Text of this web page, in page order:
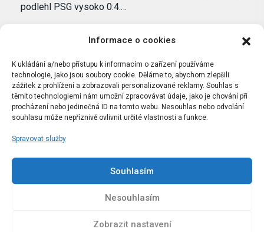
Informace o cookies
K ukládání a/nebo přístupu k informacím o zařízení používáme
technologie, jako jsou soubory cookie. Děláme to, abychom zlepšili
zážitek z prohlížení a zobrazovali personalizované reklamy. Souhlas s
těmito technologiemi nám umožní zpracovávat údaje, jako je chování při
procházení nebo jedinečná ID na tomto webu. Nesouhlas nebo odvolání
souhlasu může nepříznivě ovlivnit určité vlastnosti a funkce.
Spravovat služby
Souhlasím
Nesouhlasím
Zobrazit nastavení
podlehl PSG vysoko 0:4.…